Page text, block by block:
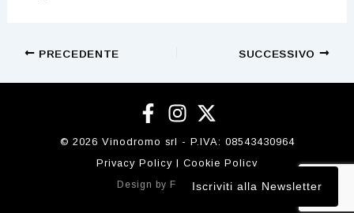
Navigazione
PRECEDENTE SUCCESSIVO
© 2026 Vinodromo srl - P.IVA: 08543430964
Privacy Policy | Cookie Policy
Design by Flobidesign.it
Iscriviti alla Newsletter